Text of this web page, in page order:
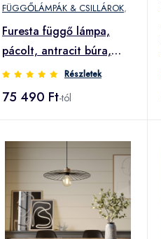
FÜGGŐLÁMPÁK & CSILLÁROK,
Furesta függő lámpa,
pácolt, antracit búra,
5izzós
Részletek
75 490 Ft-tól